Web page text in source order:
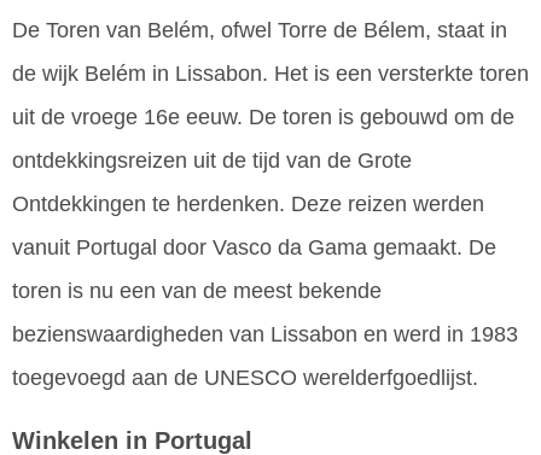
De Toren van Belém, ofwel Torre de Bélem, staat in
de wijk Belém in Lissabon. Het is een versterkte toren
uit de vroege 16e eeuw. De toren is gebouwd om de
ontdekkingsreizen uit de tijd van de Grote
Ontdekkingen te herdenken. Deze reizen werden
vanuit Portugal door Vasco da Gama gemaakt. De
toren is nu een van de meest bekende
bezienswaardigheden van Lissabon en werd in 1983
toegevoegd aan de UNESCO werelderfgoedlijst.
Winkelen in Portugal